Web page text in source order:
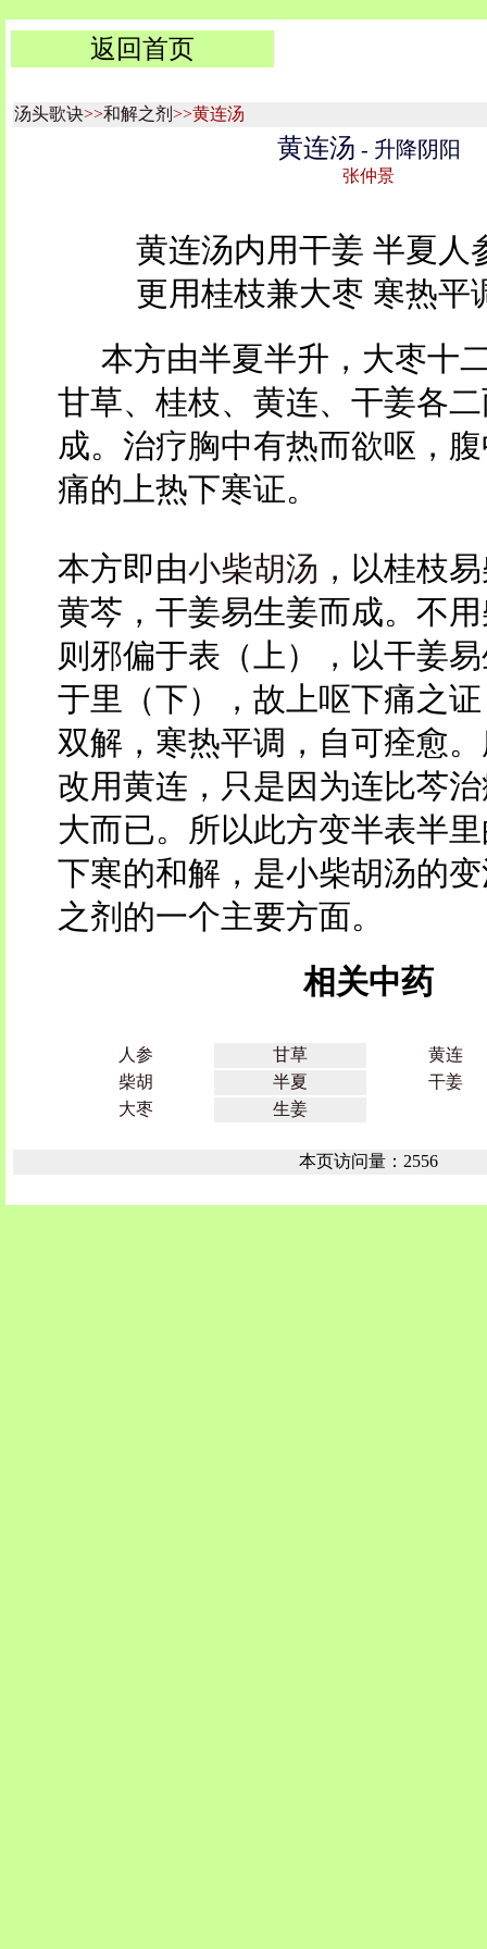
返回首页
汤头歌诀>>和解之剂 >>黄连汤
黄连汤 - 升降阴阳
张仲景
黄连汤内用干姜 半夏人
更用桂枝兼大枣 寒热平
本方由半夏半升，大枣十
甘草、桂枝、黄连、干姜各
成。治疗胸中有热而欲呕，
痛的上热下寒证。
本方即由小柴胡汤 ，以桂枝
黄芩，干姜易生姜而成。不
则邪偏于表（上），以干姜
于里（下），故上呕下痛之
双解，寒热平调，自可痊愈
改用黄连，只是因为连比芩
大而已。所以此方变半表半
下寒的和解，是小柴胡汤的
之剂的一个主要方面。
相关中药
人参 甘草
黄连
柴胡
半夏
干姜
大枣
生姜
本页访问量：2556